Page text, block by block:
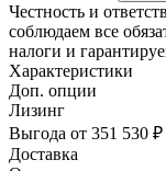
Честность и
соблюдаем все
налоги и
Характеристики
Доп. опции
Лизинг
Выгода от 351 530 ₽
Доставка